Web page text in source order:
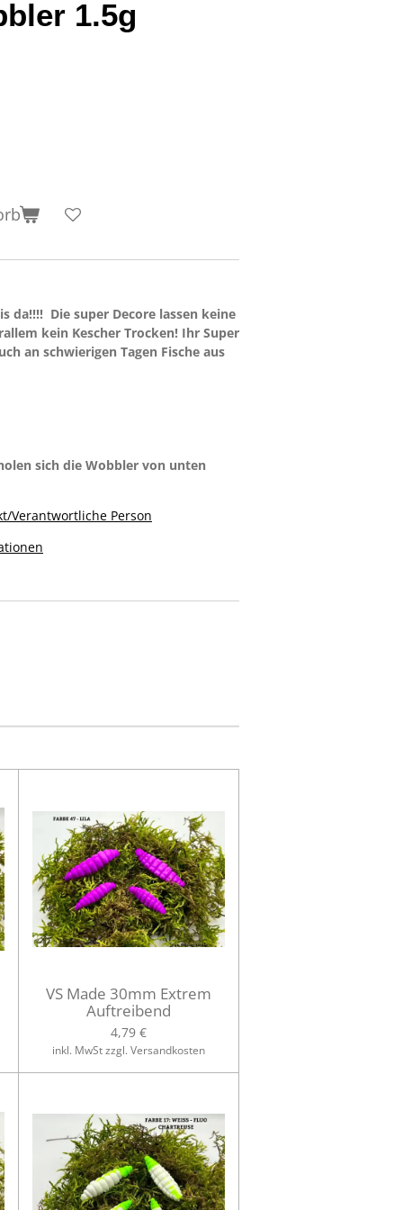
1.5g
da!!!! Die super Decore lassen keine
kein Kescher Trocken! Ihr Super
an schwierigen Tagen Fische aus
sich die Wobbler von unten
Verantwortliche Person
VS Made 30mm Extrem
Auftreibend
4,79 €
inkl. MwSt zzgl. Versandkosten